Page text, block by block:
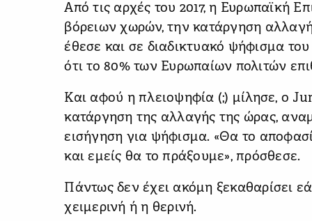
Από τις αρχές του 2017, η Ευρωπαϊκή
βόρειων χωρών, την κατάργηση
έθεσε και σε διαδικτυακό ψήφισμα
ότι το 80% των Ευρωπαίων πολιτών
Και αφού η πλειοψηφία (;) μίλησε, ο
κατάργηση της αλλαγής της ώρας,
εισήγηση για ψήφισμα. «Θα το
και εμείς θα το πράξουμε», πρόσθεσε.
Πάντως δεν έχει ακόμη ξεκαθαρίσει
χειμερινή ή η θερινή.